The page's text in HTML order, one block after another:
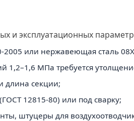
и эксплуатационных
2005 или нержавеющая сталь
МПа требуется
длина секции;
12815-80) или под сварку;
штуцеры для